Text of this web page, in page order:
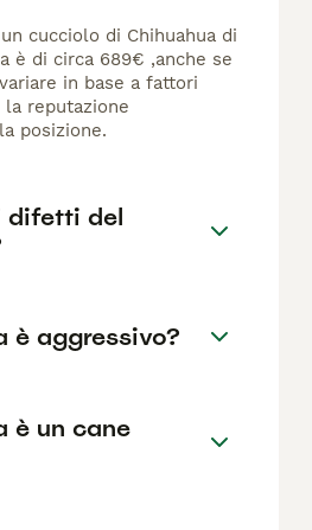
cucciolo di Chihuahua di
è di circa 689€ ,anche se
in base a fattori
la reputazione
posizione.
difetti del
è aggressivo?
è un cane